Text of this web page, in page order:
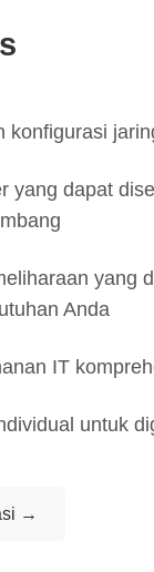
konfigurasi
yang dapat
yang
Anda
IT
untuk
→